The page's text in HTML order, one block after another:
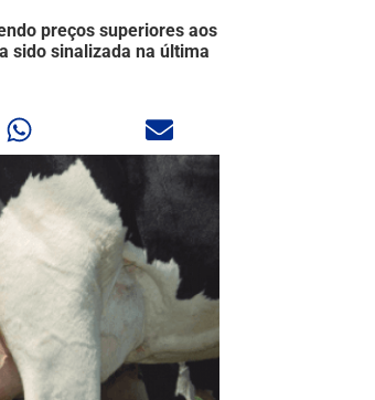
preços superiores aos
sido sinalizada na última